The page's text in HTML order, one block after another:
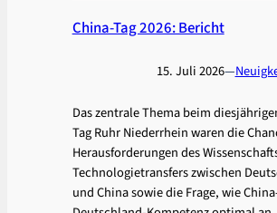
China-Tag 2026: Bericht
15. Juli 2026—
Das zentrale Thema beim
Tag Ruhr Niederrhein waren die
Herausforderungen des
Technologietransfers zwischen
und China sowie die Frage, wie